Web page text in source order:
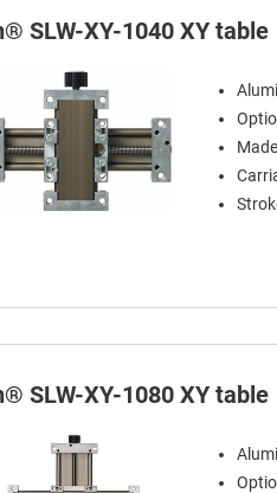
SLW-XY-1040 XY table
SLW-XY-1080 XY table